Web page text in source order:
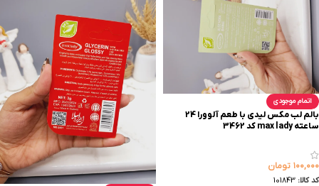
اتمام موجودی
بالم لب مکس لیدی با طعم آلوورا 24
ساعته max lady کد 3462
۱۰۰,۰۰۰ تومان
کد کالا: 101843